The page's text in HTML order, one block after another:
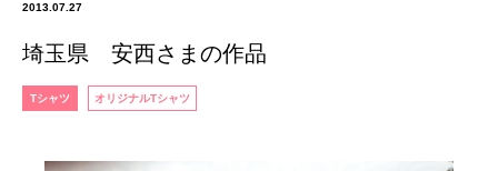
2013.07.27
埼玉県 安西さまの作品
Tシャツ オリジナルTシャツ